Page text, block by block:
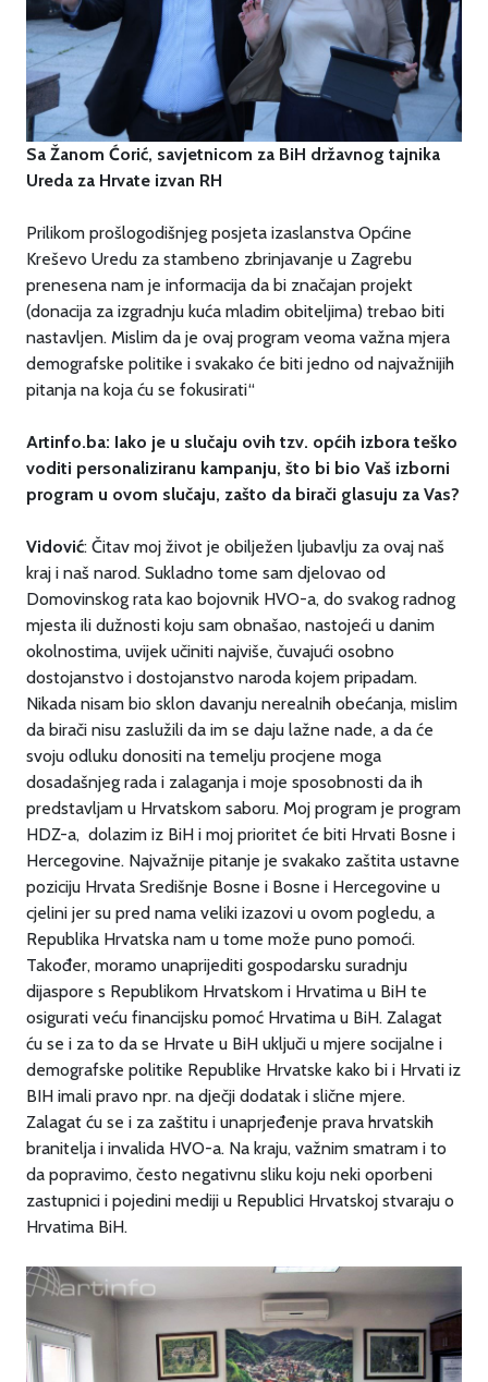
Sa Žanom Ćorić, savjetnicom za BiH državnog tajnika
Ureda za Hrvate izvan RH
Prilikom prošlogodišnjeg posjeta izaslanstva Općine
Kreševo Uredu za stambeno zbrinjavanje u Zagrebu
prenesena nam je informacija da bi značajan projekt
(donacija za izgradnju kuća mladim obiteljima) trebao biti
nastavljen. Mislim da je ovaj program veoma važna mjera
demografske politike i svakako će biti jedno od najvažnijih
pitanja na koja ću se fokusirati“
Artinfo.ba: Iako je u slučaju ovih tzv. općih izbora teško
voditi personaliziranu kampanju, što bi bio Vaš izborni
program u ovom slučaju, zašto da birači glasuju za Vas?
Vidović: Čitav moj život je obilježen ljubavlju za ovaj naš
kraj i naš narod. Sukladno tome sam djelovao od
Domovinskog rata kao bojovnik HVO-a, do svakog radnog
mjesta ili dužnosti koju sam obnašao, nastojeći u danim
okolnostima, uvijek učiniti najviše, čuvajući osobno
dostojanstvo i dostojanstvo naroda kojem pripadam.
Nikada nisam bio sklon davanju nerealnih obećanja, mislim
da birači nisu zaslužili da im se daju lažne nade, a da će
svoju odluku donositi na temelju procjene moga
dosadašnjeg rada i zalaganja i moje sposobnosti da ih
predstavljam u Hrvatskom saboru. Moj program je program
HDZ-a, dolazim iz BiH i moj prioritet će biti Hrvati Bosne i
Hercegovine. Najvažnije pitanje je svakako zaštita ustavne
poziciju Hrvata Središnje Bosne i Bosne i Hercegovine u
cjelini jer su pred nama veliki izazovi u ovom pogledu, a
Republika Hrvatska nam u tome može puno pomoći.
Također, moramo unaprijediti gospodarsku suradnju
dijaspore s Republikom Hrvatskom i Hrvatima u BiH te
osigurati veću financijsku pomoć Hrvatima u BiH. Zalagat
ću se i za to da se Hrvate u BiH uključi u mjere socijalne i
demografske politike Republike Hrvatske kako bi i Hrvati iz
BIH imali pravo npr. na dječji dodatak i slične mjere.
Zalagat ću se i za zaštitu i unaprjeđenje prava hrvatskih
branitelja i invalida HVO-a. Na kraju, važnim smatram i to
da popravimo, često negativnu sliku koju neki oporbeni
zastupnici i pojedini mediji u Republici Hrvatskoj stvaraju o
Hrvatima BiH.